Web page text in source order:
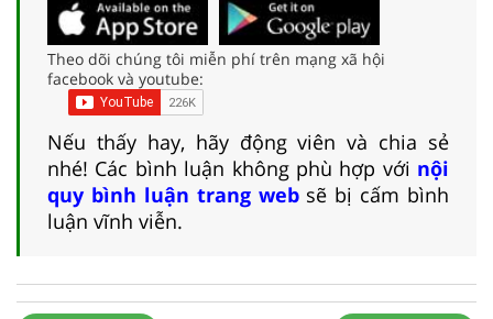
Theo dõi chúng tôi miễn phí trên mạng xã hội
facebook và youtube:
Nếu thấy hay, hãy động viên và chia sẻ
nhé! Các bình luận không phù hợp với nội
quy bình luận trang websẽ bị cấm bình
luận vĩnh viễn.